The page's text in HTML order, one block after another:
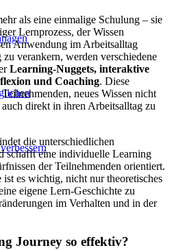
als eine einmalige Schulung – sie
Lernprozess, der Wissen
Anwendung im Arbeitsalltag
verankern, werden verschiedene
Learning-Nuggets, interaktive
und Coaching. Diese
neues Wissen nicht
direkt in ihren Arbeitsalltag zu
die unterschiedlichen
schafft eine individuelle Learning
der Teilnehmenden orientiert.
es wichtig, nicht nur theoretisches
eigene Lern-Geschichte zu
im Verhalten und in der
Journey so effektiv?